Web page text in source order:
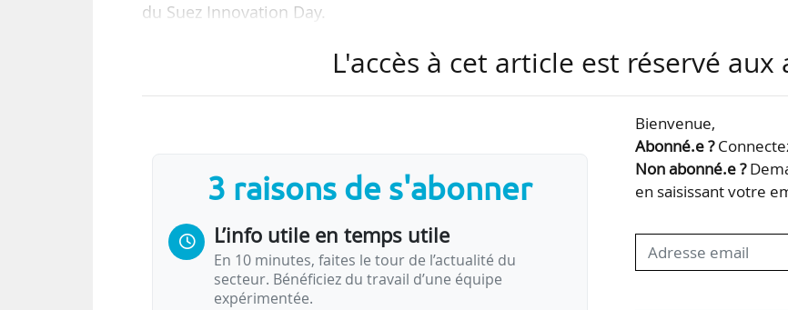
du Suez Innovation Day.
Les partenaires mettront en commun leurs compétences sur :
• la décarbonation des secteurs industriels,
robotique ;
• et le démantèlement et la transformation de la matière.
L'accès à cet article est réservé aux
3 raisons de s'abonner
L’info utile en temps utile
En 10 minutes, faites le tour de l’actualité du
secteur. Bénéficiez du travail d’une équipe
expérimentée.
Bienvenue,
Abonné.e ?
Non abonné.e ?
en saisissant votre